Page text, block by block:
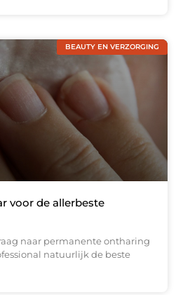
BEAUTY EN VERZORGING
voor de allerbeste
naar permanente ontharing
natuurlijk de beste